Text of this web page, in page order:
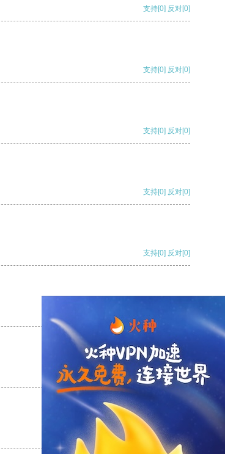
支持[0] 反对[0]
支持[0] 反对[0]
支持[0] 反对[0]
支持[0] 反对[0]
支持[0] 反对[0]
支持[0] 反对[0]
支持[0] 反对